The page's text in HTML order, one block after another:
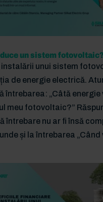
un sistem fotovoltaic?
instalării unui sistem
de energie electrică.
întrebarea: „Câtă energie
meu fotovoltaic?”
întrebare nu ar fi însă
și la întrebarea „Când